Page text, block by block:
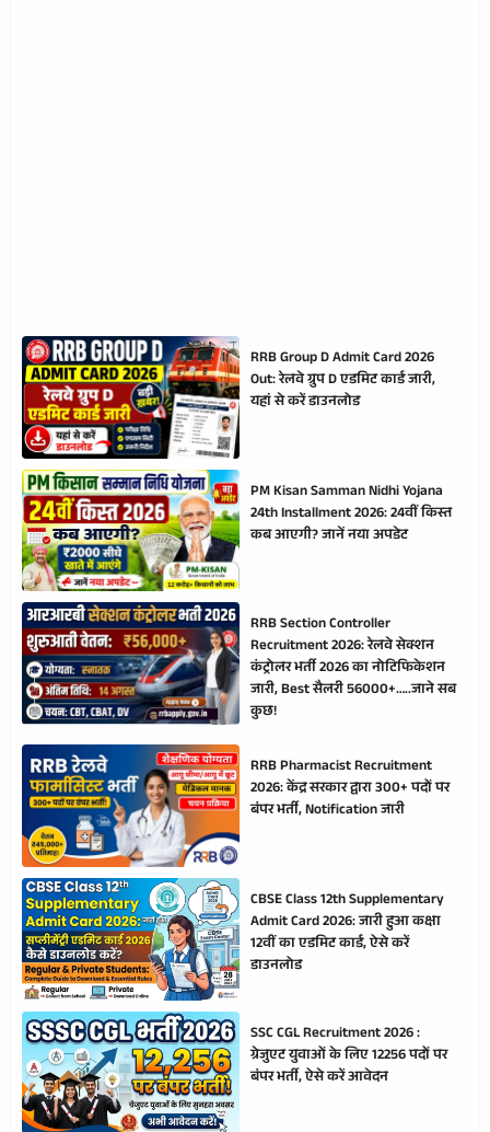
RRB Group D Admit Card 2026
Out: रेलवे ग्रुप D एडमिट कार्ड जारी,
यहां से करें डाउनलोड
PM Kisan Samman Nidhi Yojana
24th Installment 2026: 24वीं किस्त
कब आएगी? जानें नया अपडेट
RRB Section Controller
Recruitment 2026: रेलवे सेक्शन
कंट्रोलर भर्ती 2026 का नोटिफिकेशन
जारी, Best सैलरी 56000+…..जाने सब
कुछ!
RRB Pharmacist Recruitment
2026: केंद्र सरकार द्वारा 300+ पदों पर
बंपर भर्ती, Notification जारी
CBSE Class 12th Supplementary
Admit Card 2026: जारी हुआ कक्षा
12वीं का एडमिट कार्ड, ऐसे करें
डाउनलोड
SSC CGL Recruitment 2026 :
ग्रेजुएट युवाओं के लिए 12256 पदों पर
बंपर भर्ती, ऐसे करें आवेदन